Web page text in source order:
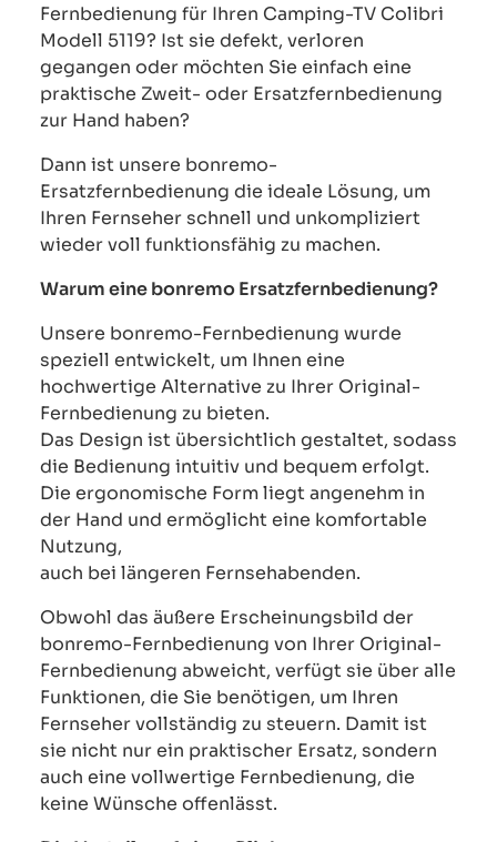
Fernbedienung für Ihren Camping-TV Colibri
Modell 5119? Ist sie defekt, verloren
gegangen oder möchten Sie einfach eine
praktische Zweit- oder Ersatzfernbedienung
zur Hand haben?
Dann ist unsere bonremo-
Ersatzfernbedienung die ideale Lösung, um
Ihren Fernseher schnell und unkompliziert
wieder voll funktionsfähig zu machen.
Warum eine bonremo Ersatzfernbedienung?
Unsere bonremo-Fernbedienung wurde
speziell entwickelt, um Ihnen eine
hochwertige Alternative zu Ihrer Original-
Fernbedienung zu bieten.
Das Design ist übersichtlich gestaltet, sodass
die Bedienung intuitiv und bequem erfolgt.
Die ergonomische Form liegt angenehm in
der Hand und ermöglicht eine komfortable
Nutzung,
auch bei längeren Fernsehabenden.
Obwohl das äußere Erscheinungsbild der
bonremo-Fernbedienung von Ihrer Original-
Fernbedienung abweicht, verfügt sie über alle
Funktionen, die Sie benötigen, um Ihren
Fernseher vollständig zu steuern. Damit ist
sie nicht nur ein praktischer Ersatz, sondern
auch eine vollwertige Fernbedienung, die
keine Wünsche offenlässt.